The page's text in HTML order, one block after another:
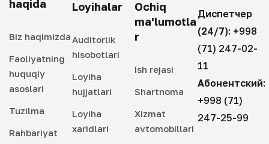
haqida
Biz haqimizda
Faoliyatning
huquqiy
asoslari
Tuzilma
Rahbariyat
Loyihalar
Auditorlik
hisobotlari
Loyiha
hujjatlari
Loyiha
xaridlari
Ochiq
ma'lumotla
r
Ish rejasi
Shartnoma
Xizmat
avtomobillari
Диспетчер
(24/7): +998
(71) 247-02-
11
Абонентский:
+998 (71)
247-25-99